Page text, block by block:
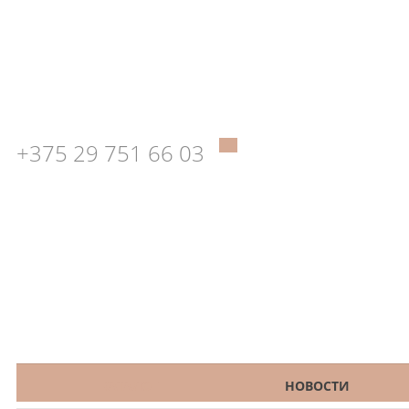
+375 29 751 66 03
НОВОСТИ